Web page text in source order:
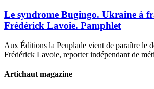
Le syndrome Bugingo. Ukraine à
Frédérick Lavoie. Pamphlet
Aux Éditions la Peuplade vient de paraître le
Frédérick Lavoie, reporter indépendant de
Artichaut magazine